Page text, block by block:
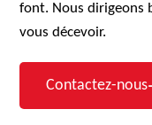
font. Nous dirigeons
vous décevoir.
Contactez-nous